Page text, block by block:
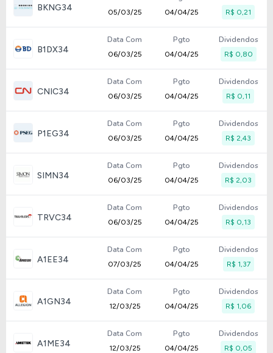
BKNG34 05/03/25 04/04/25 R$ 0,21
B1DX34
Data Com
06/03/25
Pgto
04/04/25
Dividendos
R$ 0,80
CNIC34
Data Com
06/03/25
Pgto
04/04/25
Dividendos
R$ 0,11
P1EG34
Data Com
06/03/25
Pgto
04/04/25
Dividendos
R$ 2,43
SIMN34
Data Com
06/03/25
Pgto
04/04/25
Dividendos
R$ 2,03
TRVC34
Data Com
06/03/25
Pgto
04/04/25
Dividendos
R$ 0,13
A1EE34
Data Com
07/03/25
Pgto
04/04/25
Dividendos
R$ 1,37
A1GN34
Data Com
12/03/25
Pgto
04/04/25
Dividendos
R$ 1,06
A1ME34
Data Com
12/03/25
Pgto
04/04/25
Dividendos
R$ 0,05